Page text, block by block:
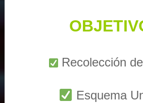
Recolección
Esquema